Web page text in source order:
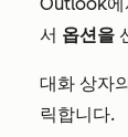
서 옵션을
대화 상자
릭합니다.